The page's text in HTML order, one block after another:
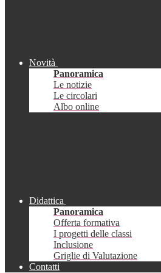
Novità
Panoramica
Le notizie
Le circolari
Albo online
Didattica
Panoramica
Offerta formativa
I progetti delle classi
Inclusione
Griglie di Valutazione
Contatti